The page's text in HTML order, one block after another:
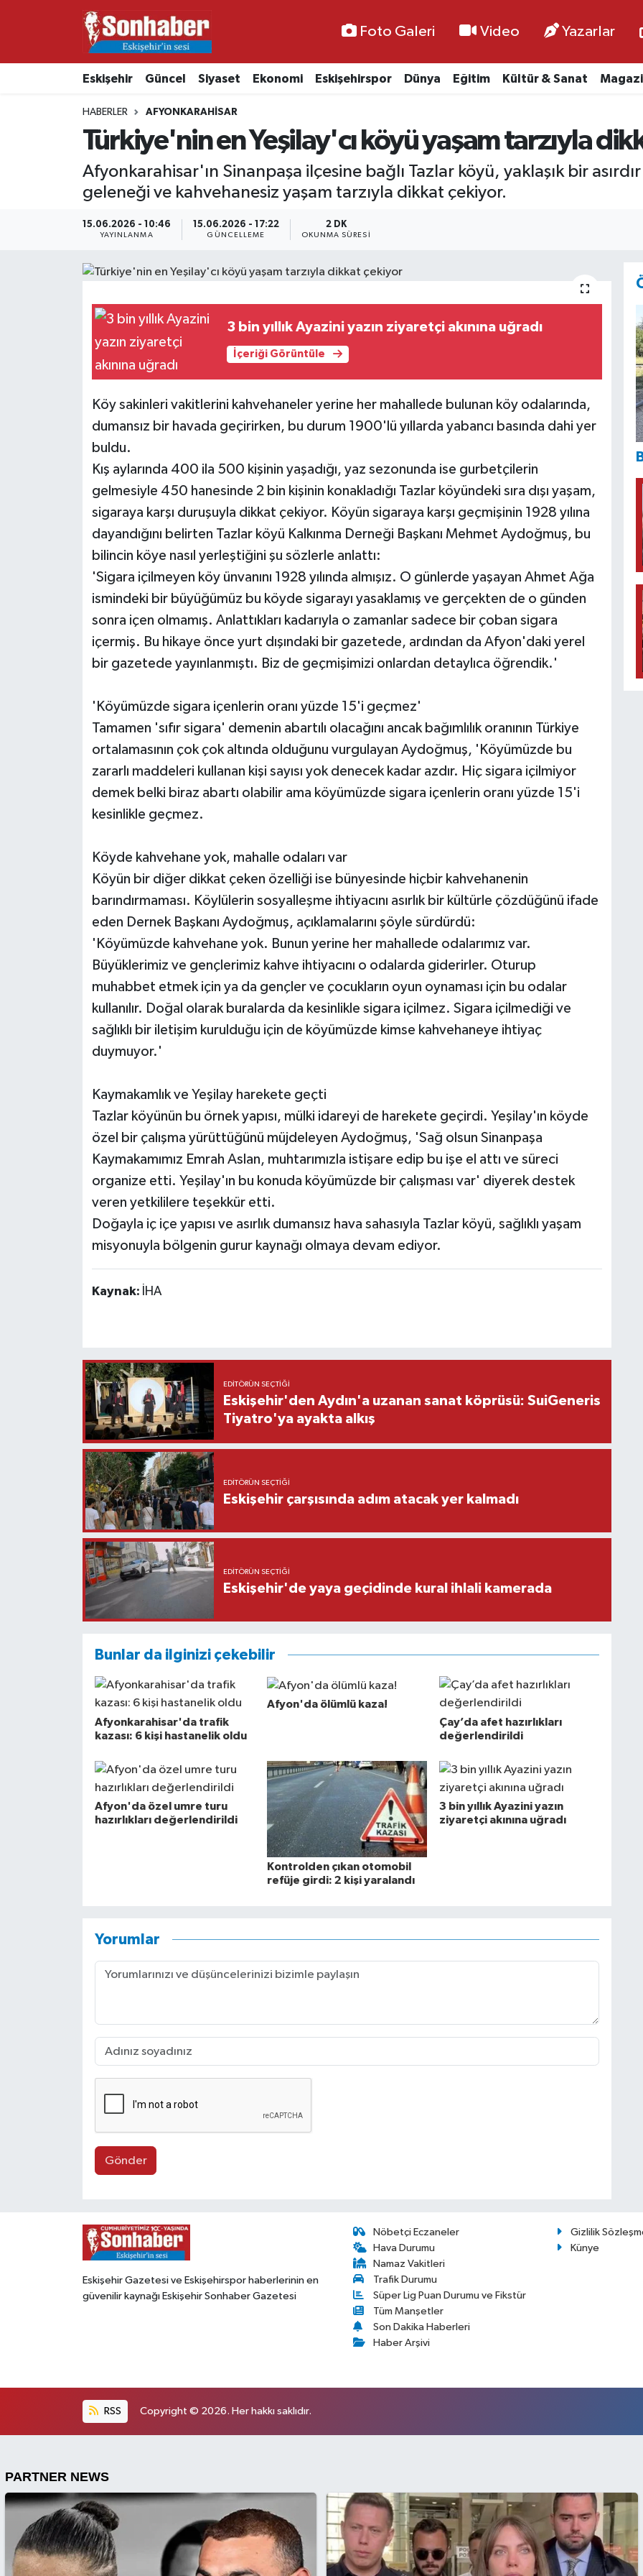
Foto Galeri Video Yazarlar
Eskişehir Güncel Siyaset Ekonomi Eskişehirspor Dünya Eğitim Kültür & Sanat
HABERLER AFYONKARAHISAR
Türkiye'nin en Yeşilay'cı köyü yaşam tarzıyla
Afyonkarahisar'ın Sinanpaşa ilçesine bağlı Tazlar köyü, yaklaşık bir
geleneği ve kahvehanesiz yaşam tarzıyla dikkat çekiyor.
15.06.2026 - 10:46
YAYINLANMA
15.06.2026 - 17:22
GÜNCELLEME
2 DK
OKUNMA SÜRESI
3 bin yıllık Ayazini yazın ziyaretçi akınına uğradı
İçeriği Görüntüle
Köy sakinleri vakitlerini kahvehaneler yerine her mahallede bulunan köy odalarında,
dumansız bir havada geçirirken, bu durum 1900'lü yıllarda yabancı basında dahi yer
buldu.
Kış aylarında 400 ila 500 kişinin yaşadığı, yaz sezonunda ise gurbetçilerin
gelmesiyle 450 hanesinde 2 bin kişinin konakladığı Tazlar köyündeki sıra dışı yaşam,
sigaraya karşı duruşuyla dikkat çekiyor. Köyün sigaraya karşı geçmişinin 1928 yılına
dayandığını belirten Tazlar köyü Kalkınma Derneği Başkanı Mehmet Aydoğmuş, bu
bilincin köye nasıl yerleştiğini şu sözlerle anlattı:
'Sigara içilmeyen köy ünvanını 1928 yılında almışız. O günlerde yaşayan Ahmet Ağa
ismindeki bir büyüğümüz bu köyde sigarayı yasaklamış ve gerçekten de o günden
sonra içen olmamış. Anlattıkları kadarıyla o zamanlar sadece bir çoban sigara
içermiş. Bu hikaye önce yurt dışındaki bir gazetede, ardından da Afyon'daki yerel
bir gazetede yayınlanmıştı. Biz de geçmişimizi onlardan detaylıca öğrendik.'
'Köyümüzde sigara içenlerin oranı yüzde 15'i geçmez'
Tamamen 'sıfır sigara' demenin abartılı olacağını ancak bağımlılık oranının Türkiye
ortalamasının çok çok altında olduğunu vurgulayan Aydoğmuş, 'Köyümüzde bu
zararlı maddeleri kullanan kişi sayısı yok denecek kadar azdır. Hiç sigara içilmiyor
demek belki biraz abartı olabilir ama köyümüzde sigara içenlerin oranı yüzde 15'i
kesinlikle geçmez.
Köyde kahvehane yok, mahalle odaları var
Köyün bir diğer dikkat çeken özelliği ise bünyesinde hiçbir kahvehanenin
barındırmaması. Köylülerin sosyalleşme ihtiyacını asırlık bir kültürle çözdüğünü ifade
eden Dernek Başkanı Aydoğmuş, açıklamalarını şöyle sürdürdü:
'Köyümüzde kahvehane yok. Bunun yerine her mahallede odalarımız var.
Büyüklerimiz ve gençlerimiz kahve ihtiyacını o odalarda giderirler. Oturup
muhabbet etmek için ya da gençler ve çocukların oyun oynaması için bu odalar
kullanılır. Doğal olarak buralarda da kesinlikle sigara içilmez. Sigara içilmediği ve
sağlıklı bir iletişim kurulduğu için de köyümüzde kimse kahvehaneye ihtiyaç
duymuyor.'
Kaymakamlık ve Yeşilay harekete geçti
Tazlar köyünün bu örnek yapısı, mülki idareyi de harekete geçirdi. Yeşilay'ın köyde
özel bir çalışma yürüttüğünü müjdeleyen Aydoğmuş, 'Sağ olsun Sinanpaşa
Kaymakamımız Emrah Aslan, muhtarımızla istişare edip bu işe el attı ve süreci
organize etti. Yeşilay'ın bu konuda köyümüzde bir çalışması var' diyerek destek
veren yetkililere teşekkür etti.
Doğayla iç içe yapısı ve asırlık dumansız hava sahasıyla Tazlar köyü, sağlıklı yaşam
misyonuyla bölgenin gurur kaynağı olmaya devam ediyor.
Kaynak: İHA
EDITÖRÜN SEÇTIĞI
Eskişehir'den Aydın'a uzanan sanat köprüsü: SuiGeneris
Tiyatro'ya ayakta alkış
EDITÖRÜN SEÇTIĞI
Eskişehir çarşısında adım atacak yer kalmadı
EDITÖRÜN SEÇTIĞI
Eskişehir'de yaya geçidinde kural ihlali kamerada
Bunlar da ilginizi çekebilir
Afyonkarahisar'da trafik
kazası: 6 kişi hastanelik oldu
Afyon'da ölümlü kaza!
Çay’da afet hazırlıkları
değerlendirildi
Afyon'da özel umre turu
hazırlıkları değerlendirildi
Kontrolden çıkan otomobil
refüje girdi: 2 kişi yaralandı
3 bin yıllık Ayazini yazın
ziyaretçi akınına uğradı
Yorumlar
Gönder
Eskişehir Gazetesi ve Eskişehirspor haberlerinin en
güvenilir kaynağı Eskişehir Sonhaber Gazetesi
Nöbetçi Eczaneler
Hava Durumu
Namaz Vakitleri
Trafik Durumu
Süper Lig Puan Durumu ve Fikstür
Tüm Manşetler
Son Dakika Haberleri
Haber Arşivi
Gizlilik
Künye
RSS Copyright © 2026. Her hakkı saklıdır.
Ekonomi
Kültür & Sanat
Resmi İlanlar
Nöbetçi Eczaneler
Namaz Vakitleri
Trafik Durumu
Süper Lig Puan Durumu ve Fikstür
Tüm Manşetler
Son Dakika Haberleri
Haber Arşivi